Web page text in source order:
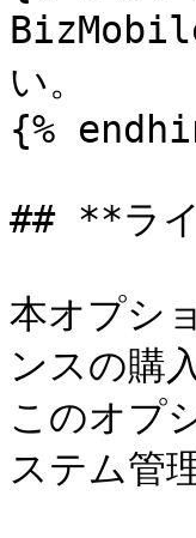
い。
{%
## **ラ
本オプシ
ンスの購
このオプ
ステム管